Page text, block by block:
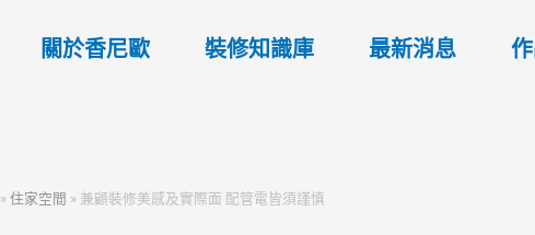
關於香尼歐 裝修知識庫 最新消息
»住家空間 » 兼顧裝修美感及實際面 配管電皆須謹慎